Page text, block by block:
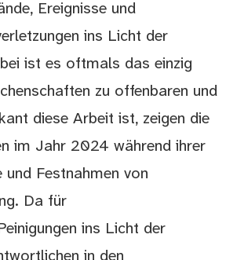
Ereignisse und
ins Licht der
ist es oftmals das einzig
zu offenbaren und
diese Arbeit ist, zeigen die
im Jahr 2024 während ihrer
Festnahmen von
Da für
ins Licht der
in den